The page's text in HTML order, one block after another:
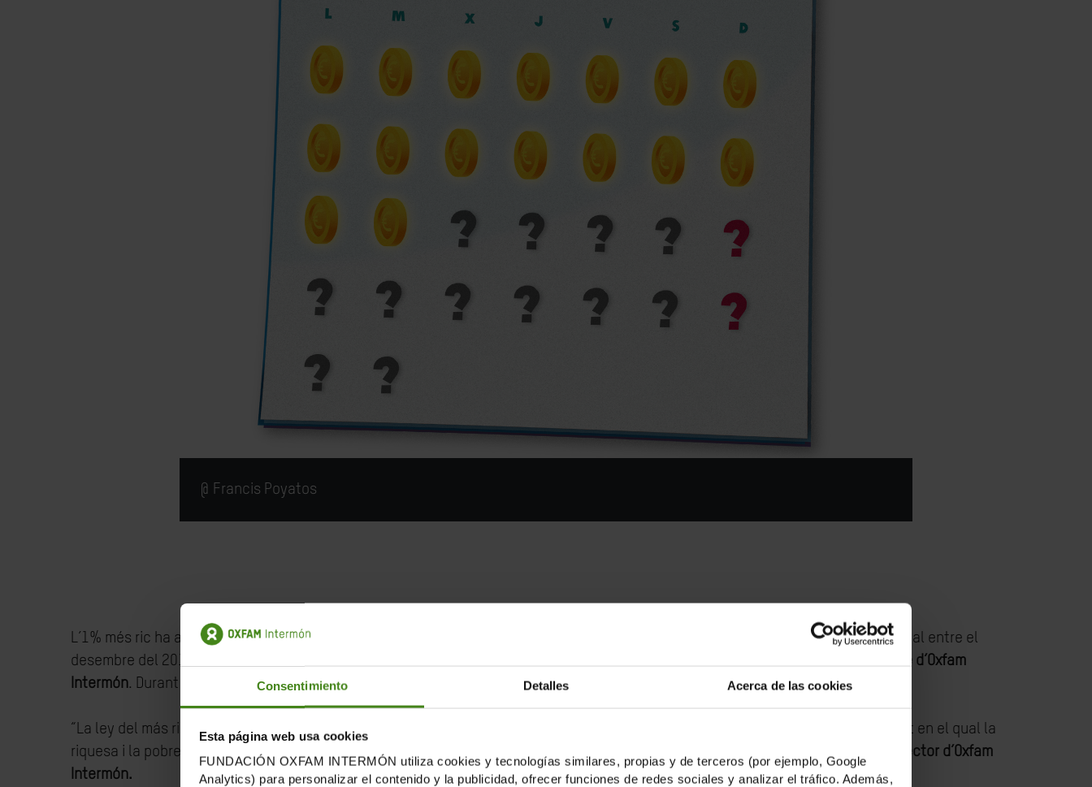
Consentimiento Detalles Acerca de las cookies
Esta página web usa cookies
FUNDACIÓN OXFAM INTERMÓN utiliza cookies y tecnologías similares, propias y de terceros (por ejemplo, Google
Analytics) para personalizar el contenido y la publicidad, ofrecer funciones de redes sociales y analizar el tráfico. Además,
@ Francis Poyatos
L’1% més ric ha acaparat gairebé dues terceres parts de la nova riquesa (valorada en 42 bilions de dòlars), generada a escala global entre el
desembre del 2019 i el desembre del 2021, gairebé el doble que el 99% restant de la humanitat,
segons revela avui un nou informe d’Oxfam
Intermón. Durant l’última dècada, l’1% més ric ha capturat al voltant del 50% de la nova riquesa.
“La ley del más rico” es publica el dia en què comença el
. “Les elits s’estan reunint en un context en el qual la
riquesa i la pobresa extremes al món s’han incrementat simultàniament per primera vegada en 25 anys”, afirma
Franc Cortada, director d’Oxfam
Intermón.